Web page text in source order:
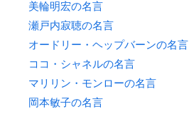
美輪明宏の名言
瀬戸内寂聴の名言
オードリー・ヘップバーンの名言
ココ・シャネルの名言
マリリン・モンローの名言
岡本敏子の名言